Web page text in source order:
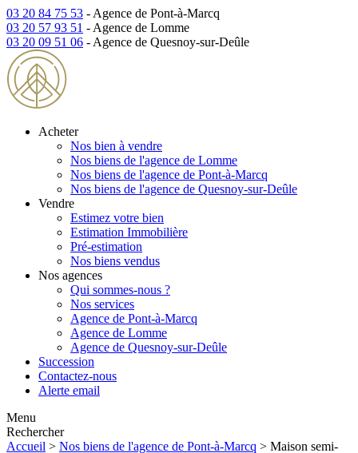
03 20 84 75 53 - Agence de Pont-à-Marcq
03 20 57 93 51 - Agence de Lomme
03 20 09 51 06 - Agence de Quesnoy-sur-Deûle
Acheter
Nos bien à vendre
Nos biens de l'agence de Lomme
Nos biens de l'agence de Pont-à-Marcq
Nos biens de l'agence de Quesnoy-sur-Deûle
Vendre
Estimez votre bien
Estimation Immobilière
Pré-estimation
Nos biens vendus
Nos agences
Qui sommes-nous ?
Nos services
Agence de Pont-à-Marcq
Agence de Lomme
Agence de Quesnoy-sur-Deûle
Succession
Contactez-nous
Alerte email
Menu
Rechercher
Accueil > Nos biens de l'agence de Pont-à-Marcq > Maison semi-